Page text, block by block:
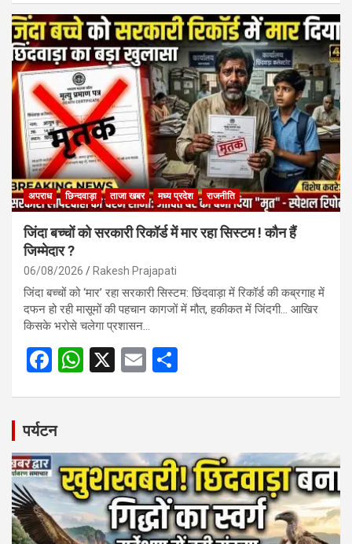
ce
b
o
o
k
at
s
A
p
p
ail ar
e
अपराध छिन्दवाड़ा ताजा खबर मध्य प्रदेश राजनीति
जिंदा बच्चों को सरकारी रिकॉर्ड में मार रहा सिस्टम ! कौन हैं
जिम्मेदार ?
06/08/2026 Rakesh Prajapati
जिंदा बच्चों को ‘मार’ रहा सरकारी सिस्टम: छिंदवाड़ा में रिकॉर्ड की कब्रगाह में
दफन हो रही मासूमों की पहचान कागजों में मौत, हकीकत में जिंदगी… आखिर
किसके भरोसे चलेगा प्रशासन…
F
b
o
o
k
W
A
p
p
X
E
पर्यटन